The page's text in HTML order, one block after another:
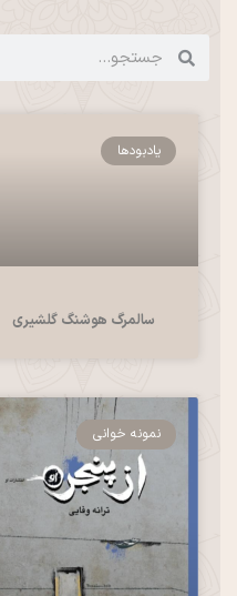
یادبودها
سالمرگ هوشنگ گلشیری
نمونه خوانی